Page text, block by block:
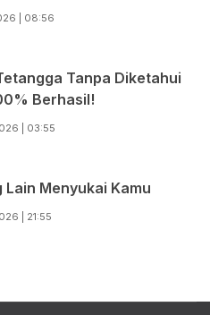
| 08:56
Tanpa Diketahui
Berhasil!
| 03:55
Menyukai Kamu
| 21:55